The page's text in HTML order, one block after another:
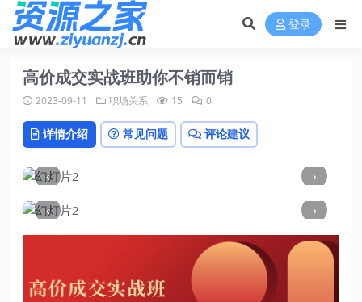
登录
高价成交实战班助你不销而销
2023-09-11 职场关系 15 0
详情介绍 常见问题 评论建议
‹
›
‹
›